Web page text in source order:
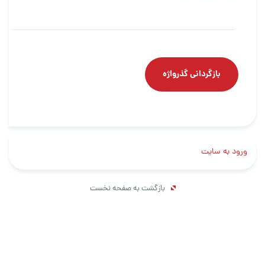
بازگردانی گذرواژه
ورود به سایت
بازگشت به صفحه نخست